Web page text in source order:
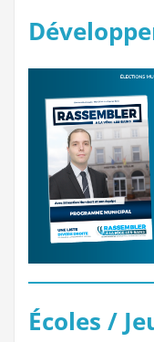
Écoles /